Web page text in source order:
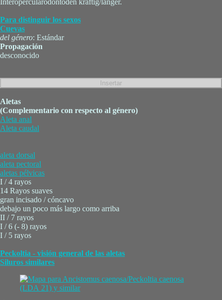
Interopercularodontoden kräftig/länger.
Para distinguir los sexos
Cuevas
del género: Estándar
Propagación
desconocido
Aletas
(Complementario con respecto al género)
Aleta anal
Aleta caudal
aleta dorsal
aleta pectoral
aletas pélvicas
I / 4 rayos
14 Rayos suaves
gran incisado / cóncavo
debajo un poco más largo como arriba
II / 7 rayos
I / 6 (- 8) rayos
I / 5 rayos
Peckoltia - visión general de las aletas
Siluros similares